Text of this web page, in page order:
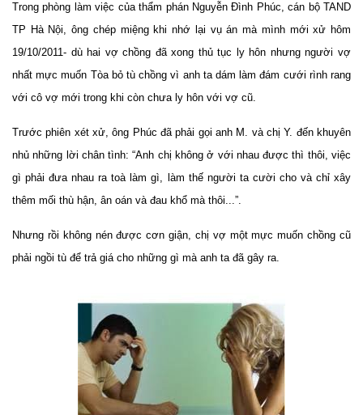
Trong phòng làm việc của thẩm phán Nguyễn Đình Phúc, cán bộ TAND
TP Hà Nội, ông chép miệng khi nhớ lại vụ án mà mình mới xử hôm
19/10/2011- dù hai vợ chồng đã xong thủ tục ly hôn nhưng người vợ
nhất mực muốn Tòa bỏ tù chồng vì anh ta dám làm đám cưới rình rang
với cô vợ mới trong khi còn chưa ly hôn với vợ cũ.
Trước phiên xét xử, ông Phúc đã phải gọi anh M. và chị Y. đến khuyên
nhủ những lời chân tình: “Anh chị không ở với nhau được thì thôi, việc
gì phải đưa nhau ra toà làm gì, làm thế người ta cười cho và chỉ xây
thêm mối thù hận, ân oán và đau khổ mà thôi...”.
Nhưng rồi không nén được cơn giận, chị vợ một mực muốn chồng cũ
phải ngồi tù để trả giá cho những gì mà anh ta đã gây ra.